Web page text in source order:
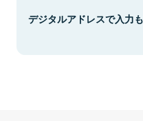
デジタルアドレスで入力